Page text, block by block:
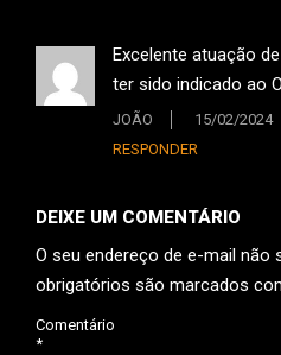
Excelente atuação
ter sido indicado ao
JOÃO 15/02/2024
RESPONDER
DEIXE UM COMENTÁRIO
O seu endereço de e-mail não
obrigatórios são marcados
Comentário
*